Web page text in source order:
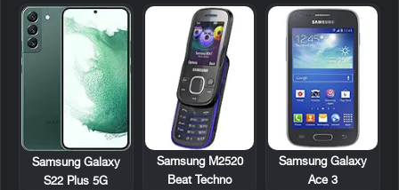
Samsung Galaxy
Ace 3
Samsung M2520
Beat Techno
Samsung Galaxy
S22 Plus 5G